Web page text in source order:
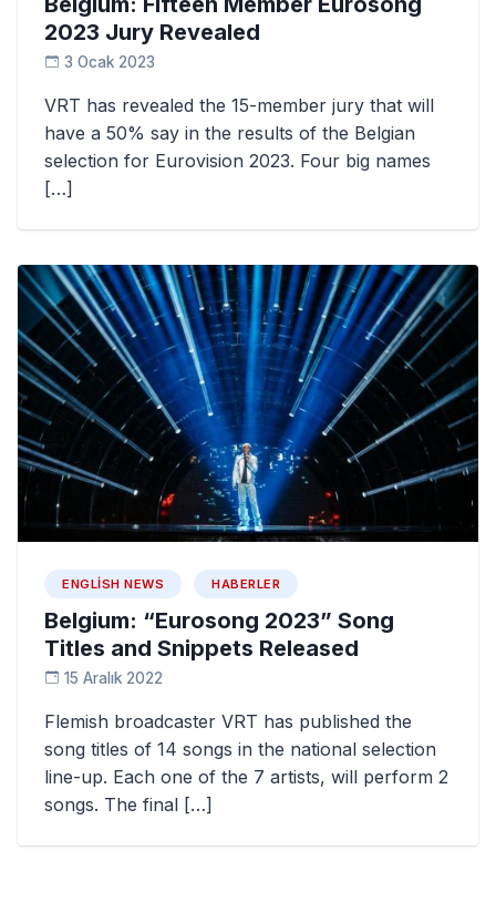
2023 Jury Revealed
3 Ocak 2023
VRT has revealed the 15-member jury that will
have a 50% say in the results of the Belgian
selection for Eurovision 2023. Four big names
[…]
ENGLISH NEWS HABERLER
Belgium: “Eurosong 2023” Song
Titles and Snippets Released
15 Aralık 2022
Flemish broadcaster VRT has published the
song titles of 14 songs in the national selection
line-up. Each one of the 7 artists, will perform 2
songs. The final […]